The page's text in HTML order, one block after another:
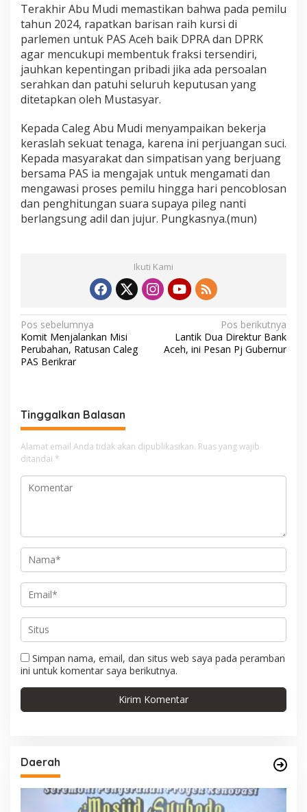
Terakhir Abu Mudi memastikan bahwa pada pemilu
tahun 2024, rapatkan barisan raih kursi di
parlemen untuk PAS Aceh baik DPRA dan DPRK
agar mencukupi membentuk fraksi tersendiri,
jauhkan kepentingan pribadi jika ada persoalan
serahkan dan patuhi seluruh keputusan yang
ditetapkan oleh Mustasyar.
Kepada Caleg Abu Mudi menyampaikan bekerja
keraslah sekuat tenaga, karena ini perjuangan suci.
Kepada masyarakat dan simpatisan yang berjuang
bersama PAS ia mengajak untuk mengamati dan
mengawasi proses pemilu hingga hari pencoblosan
dan penghitungan suara supaya pileg nanti
berlangsung adil dan jujur. Pungkasnya.(mun)
Ikuti Kami
N
a
v
g
a
s
i
p
Pos sebelumnya
Komit Menjalankan Misi
Perubahan, Ratusan Caleg
PAS Berikrar
Pos berikutnya
Lantik Dua Direktur Bank
Aceh, ini Pesan Pj Gubernur
Tinggalkan Balasan
Alamat email Anda tidak akan dipublikasikan. Ruas yang wajib
ditandai *
Simpan nama, email, dan situs web saya pada peramban
ini untuk komentar saya berikutnya.
Daerah